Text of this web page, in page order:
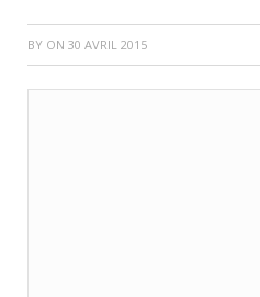
BY ON 30 AVRIL 2015